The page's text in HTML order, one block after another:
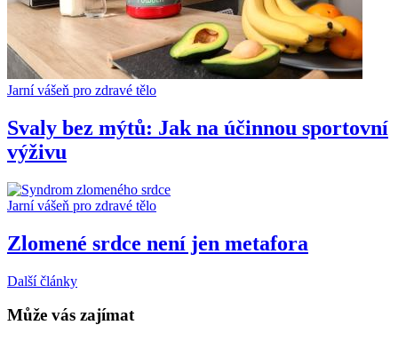
Jarní vášeň pro zdravé tělo
Svaly bez mýtů: Jak na účinnou sportovní
výživu
Jarní vášeň pro zdravé tělo
Zlomené srdce není jen metafora
Další články
Může vás zajímat